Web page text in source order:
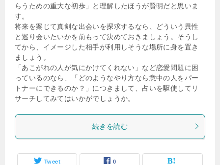
らうための重大な初歩」と理解したほうが賢明だと思いま
す。
将来を案じて真剣な出会いを探求するなら、どういう異性
と巡り会いたいかを前もって決めておきましょう。そうし
てから、イメージした相手が利用しそうな場所に身を置き
ましょう。
「あこがれの人が気にかけてくれない」など恋愛問題に困
っているのなら、「どのようなやり方なら意中の人をパー
トナーにできるのか？」につきまして、占いを駆使してリ
サーチしてみてはいかがでしょうか。
続きを読む
Tweet 0